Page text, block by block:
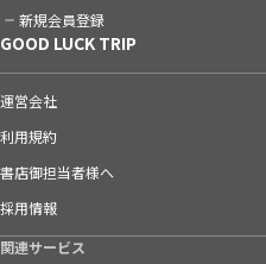
新規会員登録
GOOD LUCK TRIP
運営会社
利用規約
書店御担当者様へ
採用情報
関連サービス